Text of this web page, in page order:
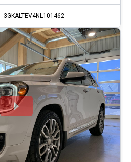
- 3GKALTEV4NL101462